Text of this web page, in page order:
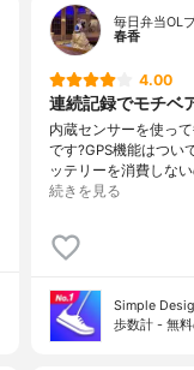
毎日弁当OL
春香
4.00
連続記録でモチベ
内蔵センサーを使っ
です?GPS機能はつい
ッテリーを消費しな
続きを見る
Simple
歩数計 - 無